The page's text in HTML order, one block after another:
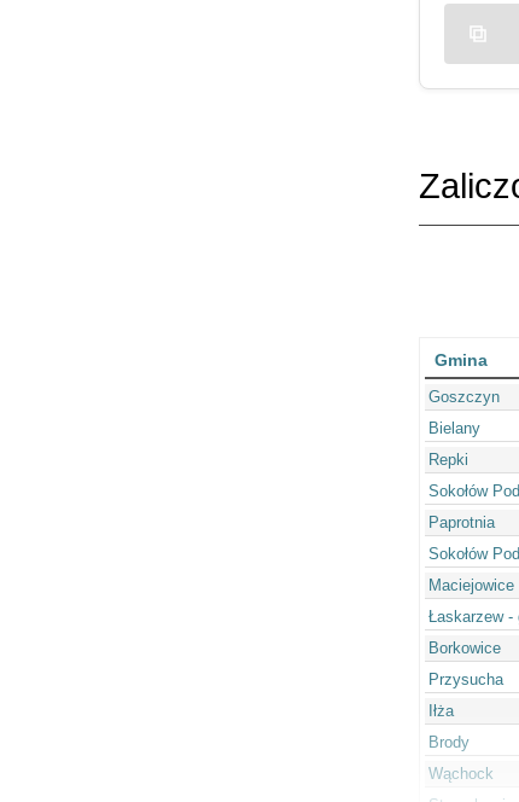
Gmina
Goszczyn
Bielany
Repki
Sokołów
Paprotnia
Sokołów
Maciejowice
Łaskarzew -
Borkowice
Przysucha
Iłża
Brody
Wąchock